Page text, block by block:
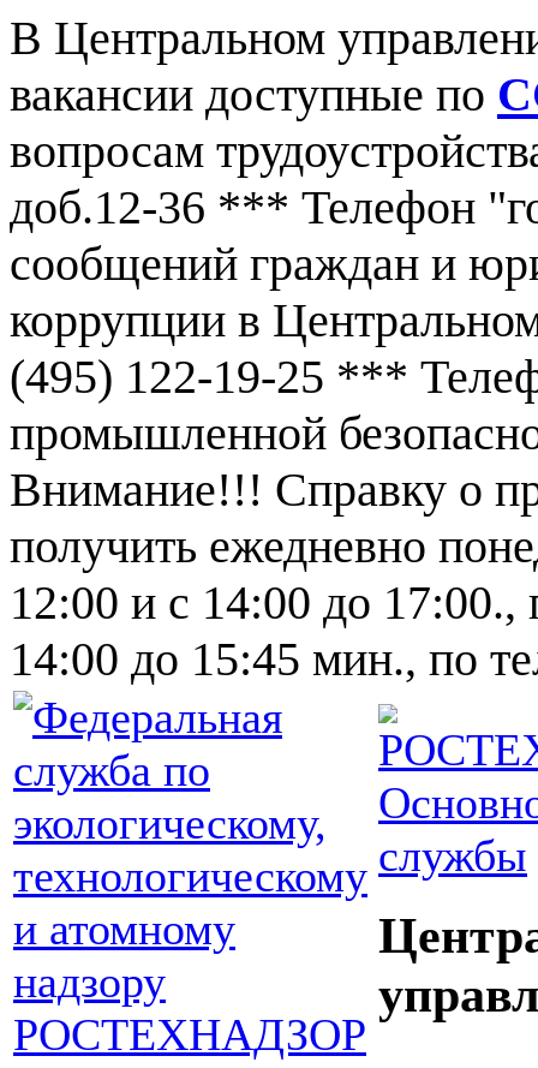
В Центральном
вакансии доступные по
вопросам
доб.12-36 *** Телефон
сообщений граждан и
коррупции в
(495) 122-19-25 ***
промышленной
Внимание!!! Справку о
получить ежедневно
12:00 и с 14:00 до 17:00.,
14:00 до 15:45 мин., по
службы